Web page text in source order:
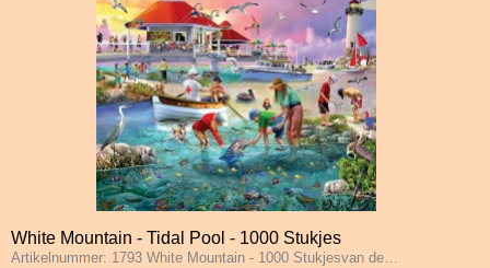
White Mountain - Tidal Pool - 1000 Stukjes
Artikelnummer: 1793 White Mountain - 1000 Stukjesvan de…